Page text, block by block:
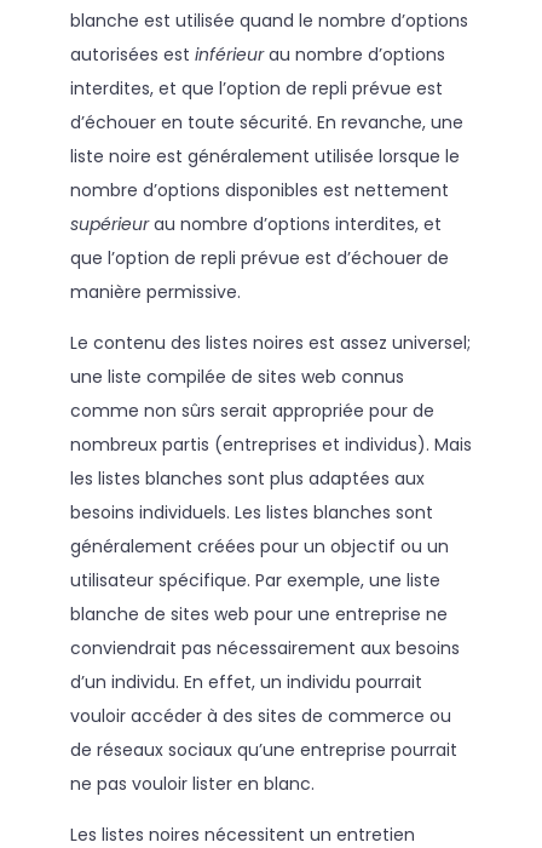
blanche est utilisée quand le nombre d’options
autorisées est inférieurau nombre d’options
interdites, et que l’option de repli prévue est
d’échouer en toute sécurité. En revanche, une
liste noire est généralement utilisée lorsque le
nombre d’options disponibles est nettement
supérieurau nombre d’options interdites, et
que l’option de repli prévue est d’échouer de
manière permissive.
Le contenu des listes noires est assez universel;
une liste compilée de sites web connus
comme non sûrs serait appropriée pour de
nombreux partis (entreprises et individus). Mais
les listes blanches sont plus adaptées aux
besoins individuels. Les listes blanches sont
généralement créées pour un objectif ou un
utilisateur spécifique. Par exemple, une liste
blanche de sites web pour une entreprise ne
conviendrait pas nécessairement aux besoins
d’un individu. En effet, un individu pourrait
vouloir accéder à des sites de commerce ou
de réseaux sociaux qu’une entreprise pourrait
ne pas vouloir lister en blanc.
Les listes noires nécessitent un entretien